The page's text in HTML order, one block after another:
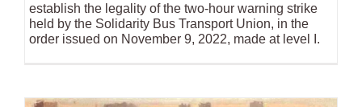
establish the legality of the two-hour warning strike
held by the Solidarity Bus Transport Union, in the
order issued on November 9, 2022, made at level I.